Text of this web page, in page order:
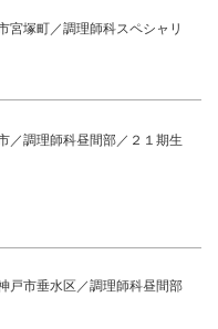
宮塚町／調理師科スペシャリ
／調理師科昼間部／２１期生
戸市垂水区／調理師科昼間部